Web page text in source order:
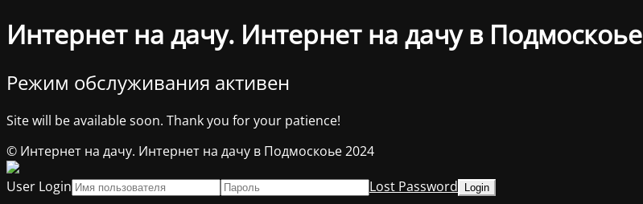
Интернет на дачу. Интернет на дачу в Подмоскоье
Режим обслуживания активен
Site will be available soon. Thank you for your patience!
© Интернет на дачу. Интернет на дачу в Подмоскоье 2024
User Login
Lost Password